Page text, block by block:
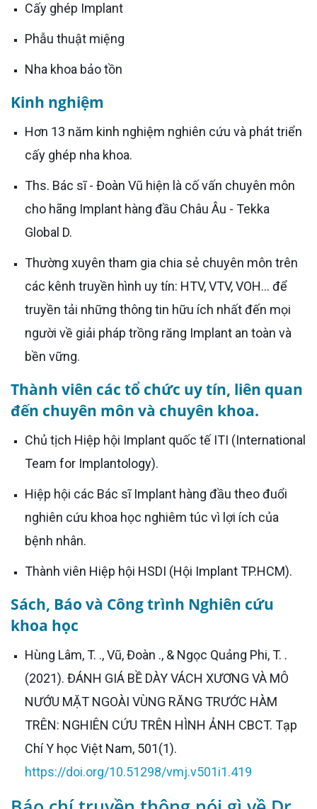
Cấy ghép Implant
Phẫu thuật miệng
Nha khoa bảo tồn
Kinh nghiệm
Hơn 13 năm kinh nghiệm nghiên cứu và phát triển
cấy ghép nha khoa.
Ths. Bác sĩ - Đoàn Vũ hiện là cố vấn chuyên môn
cho hãng Implant hàng đầu Châu Âu - Tekka
Global D.
Thường xuyên tham gia chia sẻ chuyên môn trên
các kênh truyền hình uy tín: HTV, VTV, VOH… để
truyền tải những thông tin hữu ích nhất đến mọi
người về giải pháp trồng răng Implant an toàn và
bền vững.
Thành viên các tổ chức uy tín, liên quan
đến chuyên môn và chuyên khoa.
Chủ tịch Hiệp hội Implant quốc tế ITI (International
Team for Implantology).
Hiệp hội các Bác sĩ Implant hàng đầu theo đuổi
nghiên cứu khoa học nghiêm túc vì lợi ích của
bệnh nhân.
Thành viên Hiệp hội HSDI (Hội Implant TP.HCM).
Sách, Báo và Công trình Nghiên cứu
khoa học
Hùng Lâm, T. ., Vũ, Đoàn ., & Ngọc Quảng Phi, T. .
(2021). ĐÁNH GIÁ BỀ DÀY VÁCH XƯƠNG VÀ MÔ
NƯỚU MẶT NGOÀI VÙNG RĂNG TRƯỚC HÀM
TRÊN: NGHIÊN CỨU TRÊN HÌNH ẢNH CBCT. Tạp
Chí Y học Việt Nam, 501(1).
https://doi.org/10.51298/vmj.v501i1.419